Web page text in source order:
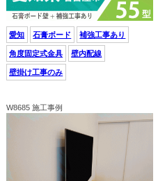
愛知 石膏ボード 補強工事あり
角度固定式金具 壁内配線
壁掛け工事のみ
W8685 施工事例